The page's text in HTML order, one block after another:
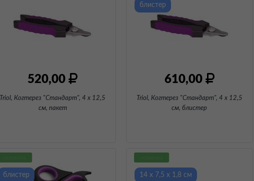
520,00
Triol, Когтерез "Стандарт", 4 х 12,5
см, пакет
610,00
блистер
Triol, Когтерез "Стандарт", 4 х 12,5
см, блистер
блистер 14 х 7,5 х 1,8 см